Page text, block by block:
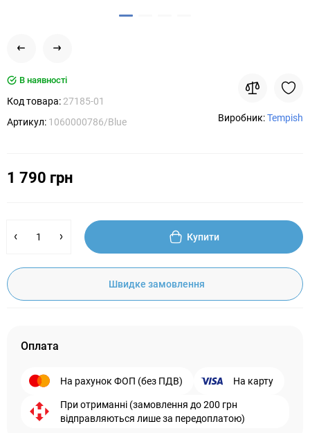
В наявності
Код товара: 27185-01
Артикул: 1060000786/Blue Виробник:Tempish
1 790 грн
Купити
Швидке замовлення
Оплата
На рахунок ФОП (без ПДВ) На карту
При отриманні (замовлення до 200 грн
відправляються лише за передоплатою)